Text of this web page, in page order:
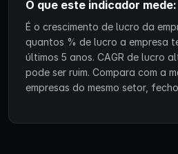
O que este indicador mede:
É o crescimento de lucro da
quantos % de lucro a empresa
últimos 5 anos. CAGR de lucro
pode ser ruim. Compara com a
empresas do mesmo setor,